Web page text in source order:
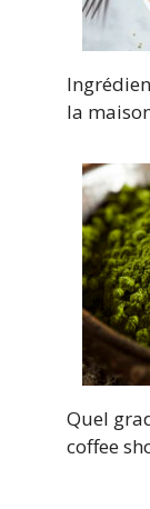
la
Quel
coffee